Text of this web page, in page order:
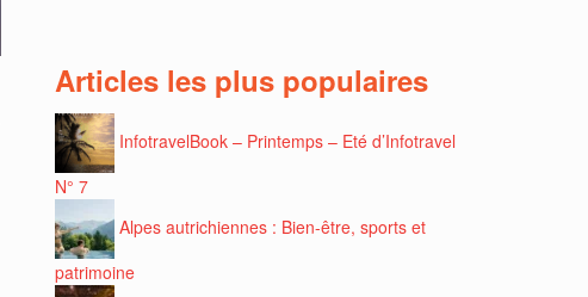
Articles les plus populaires
InfotravelBook – Printemps – Eté d’Infotravel
N° 7
Alpes autrichiennes : Bien-être, sports et
patrimoine